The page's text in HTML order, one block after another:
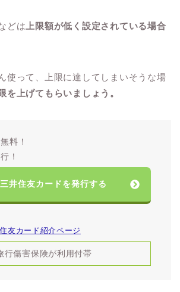
どは 上限額が低く設定されている場合
使って、上限に達してしまいそうな場
を上げてもらいましょう。
料！
！
三井住友カードを発行する
友カード紹介ページ
行傷害保険が利用付帯